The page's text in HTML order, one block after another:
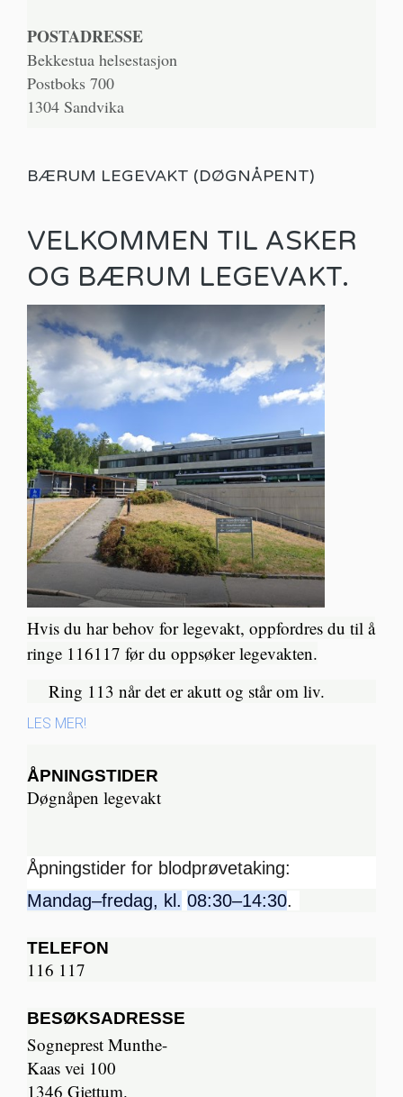
POSTADRESSE
Bekkestua helsestasjon
Postboks 700
1304 Sandvika
BÆRUM LEGEVAKT (DØGNÅPENT)
VELKOMMEN TIL ASKER
OG BÆRUM LEGEVAKT.
Hvis du har behov for legevakt, oppfordres du til å
ringe 116117 før du oppsøker legevakten.
Ring 113 når det er akutt og står om liv.​
LES MER!
ÅPNINGSTIDER
Døgnåpen legevakt
Åpningstider for blodprøvetaking:
Mandag–fredag, kl. 08:30–14:30.
TELEFON
116 117
BESØKSADRESSE
Sogneprest Munthe-
Kaas vei 100
1346 Gjettum.